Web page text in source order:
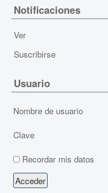
Notificaciones
Ver
Suscribirse
Usuario
Nombre de usuario
Clave
Recordar mis datos